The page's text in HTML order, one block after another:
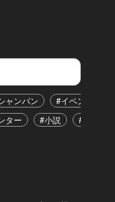
ャンパン #イベント
ター #小説 #恋愛